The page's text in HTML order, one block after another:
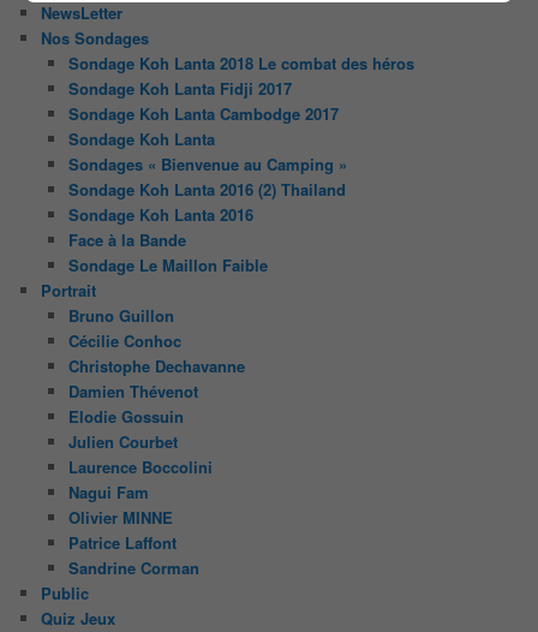
NewsLetter
Nos Sondages
Sondage Koh Lanta 2018 Le combat des héros
Sondage Koh Lanta Fidji 2017
Sondage Koh Lanta Cambodge 2017
Sondage Koh Lanta
Sondages « Bienvenue au Camping »
Sondage Koh Lanta 2016 (2) Thailand
Sondage Koh Lanta 2016
Face à la Bande
Sondage Le Maillon Faible
Portrait
Bruno Guillon
Cécilie Conhoc
Christophe Dechavanne
Damien Thévenot
Elodie Gossuin
Julien Courbet
Laurence Boccolini
Nagui Fam
Olivier MINNE
Patrice Laffont
Sandrine Corman
Public
Quiz Jeux